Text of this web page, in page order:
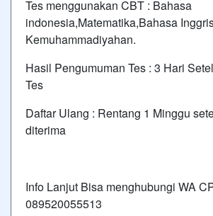
Tes menggunakan CBT : Bahasa
indonesia,Matematika,Bahasa
Kemuhammadiyahan.
Hasil Pengumuman Tes : 3 Hari
Tes
Daftar Ulang : Rentang 1 Minggu
diterima
Info Lanjut Bisa menghubungi WA
089520055513